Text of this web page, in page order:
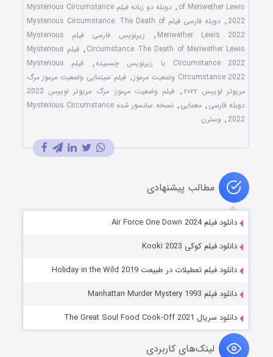
of Meriwether Lewis
,
دوبله دو زبانه فیلم Mysterious Circumstance
2022
,
دوبله فارسی فیلم Mysterious Circumstance: The Death of
Meriwether Lewis 2022
,
زیرنویس فارسی فیلم Mysterious
Circumstance The Death of Meriwether Lewis
,
فیلم Mysterious
Circumstance 2022 با زیرنویس چسبیده
,
فیلم Mysterious
Circumstance 2022 وضعیت مرموز
, فیلم سینمایی وضعیت مرموز مرگ
مریوتر لوییس ۲۰۲۲
,
فیلم وضعیت مرموز: مرگ مریوتر لوییس 2022
دوبله فارسی , معمایی ,
نسخه سانسور شده Mysterious Circumstance
2022
, وسترن
مطالب پیشنهادی
دانلود فیلم Air Force One Down 2024
دانلود فیلم کوکی Kooki 2023
دانلود فیلم تعطیلات در طبیعت Holiday in the Wild 2019
دانلود فیلم Manhattan Murder Mystery 1993
دانلود سریال The Great Soul Food Cook-Off 2021
لینک‌های کاربردی